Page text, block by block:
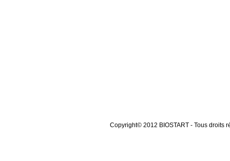
Copyright© 2012 BIOSTART -Tous droits